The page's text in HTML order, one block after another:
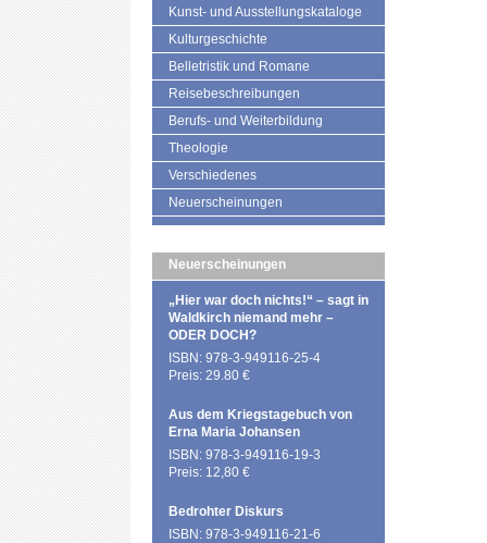
Kunst- und Ausstellungskataloge
Kulturgeschichte
Belletristik und Romane
Reisebeschreibungen
Berufs- und Weiterbildung
Theologie
Verschiedenes
Neuerscheinungen
Neuerscheinungen
„Hier war doch nichts!“ – sagt in
Waldkirch niemand mehr –
ODER DOCH?
ISBN: 978-3-949116-25-4
Preis: 29.80 €
Aus dem Kriegstagebuch von
Erna Maria Johansen
ISBN: 978-3-949116-19-3
Preis: 12,80 €
Bedrohter Diskurs
ISBN: 978-3-949116-21-6